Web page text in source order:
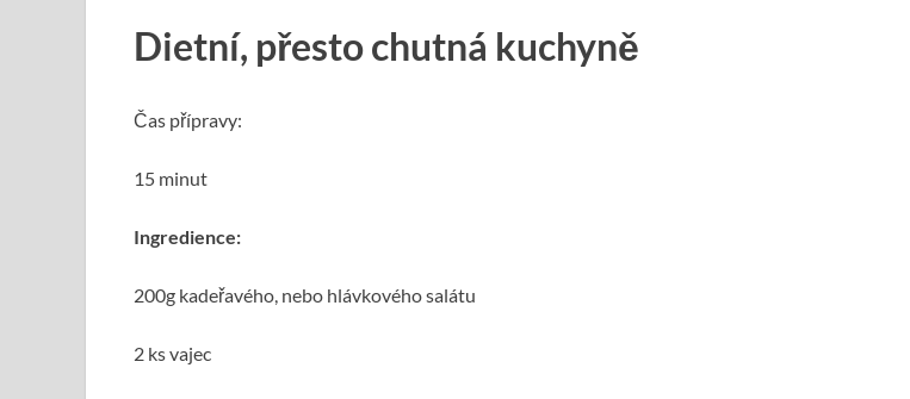
Dietní, přesto chutná kuchyně
Čas přípravy:
15 minut
Ingredience:
200g kadeřavého, nebo hlávkového salátu
2 ks vajec